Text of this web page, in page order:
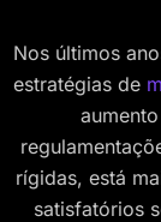
Nos últimos
estratégias de
rígidas, está
satisfatórios